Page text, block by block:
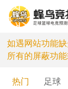
如遇网站功能
所有的屏蔽功
热门 足球